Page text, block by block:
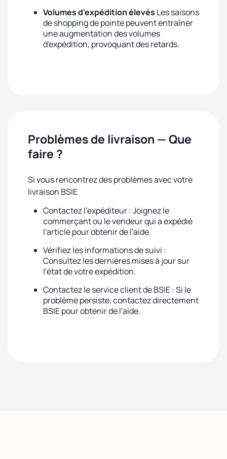
Volumes d'expédition élevés Les saisons
de shopping de pointe peuvent entraîner
une augmentation des volumes
d'expédition, provoquant des retards.
Problèmes de livraison — Que
faire ?
Si vous rencontrez des problèmes avec votre
livraison BSIE
Contactez l'expéditeur : Joignez le
commerçant ou le vendeur qui a expédié
l'article pour obtenir de l'aide.
Vérifiez les informations de suivi :
Consultez les dernières mises à jour sur
l'état de votre expédition.
Contactez le service client de BSIE : Si le
problème persiste, contactez directement
BSIE pour obtenir de l'aide.